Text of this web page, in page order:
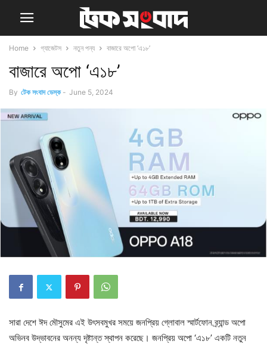
Home গ্যাজেটস নতুন পন্য বাজারে অপো ‘এ১৮’
বাজারে অপো ‘এ১৮’
By টেক সংবাদ ডেস্ক - June 5, 2024
সারা দেশে ঈদ মৌসুমের এই উৎসবমুখর সময়ে জনপ্রিয় গ্লোবাল স্মার্টফোন ব্র্যান্ড অপো
অভিনব উদ্ভাবনের অনন্য দৃষ্টান্ত স্থাপন করেছে। জনপ্রিয় অপো ‘এ১৮’ একটি নতুন